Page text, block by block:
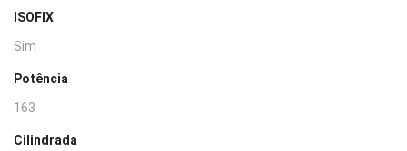
ISOFIX
Sim
Potência
163
Cilindrada